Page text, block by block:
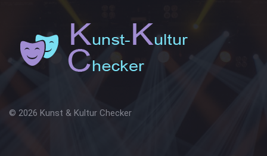
© 2026 Kunst & Kultur Checker